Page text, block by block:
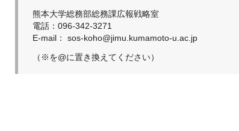
熊本大学総務部総務課広報戦略室
電話：096-342-3271
E-mail： sos-koho@jimu.kumamoto-u.ac.jp
（※を@に置き換えてください）